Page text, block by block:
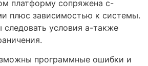
платформу сопряжена с-
плюс зависимостью к системы.
условия а-также
программные ошибки и